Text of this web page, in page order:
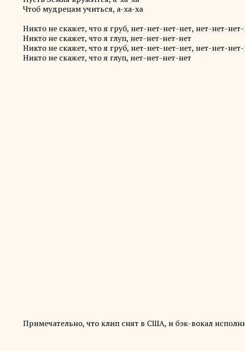
Чтоб мудрецам учиться, а-ха-ха
Никто не скажет, что я груб, нет-нет-нет-нет, нет-нет-
Никто не скажет, что я глуп, нет-нет-нет-нет
Никто не скажет, что я груб, нет-нет-нет-нет, нет-нет-
Никто не скажет, что я глуп, нет-нет-нет-нет
Примечательно, что клип снят в США, и бэк-вокал